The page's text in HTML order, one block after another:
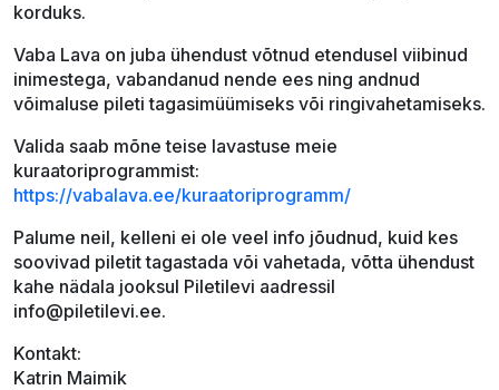
korduks.
Vaba Lava on juba ühendust võtnud etendusel viibinud
inimestega, vabandanud nende ees ning andnud
võimaluse pileti tagasimüümiseks või ringivahetamiseks.
Valida saab mõne teise lavastuse meie
kuraatoriprogrammist:
https://vabalava.ee/kuraatoriprogramm/
Palume neil, kelleni ei ole veel info jõudnud, kuid kes
soovivad piletit tagastada või vahetada, võtta ühendust
kahe nädala jooksul Piletilevi aadressil
info@piletilevi.ee.
Kontakt:
Katrin Maimik